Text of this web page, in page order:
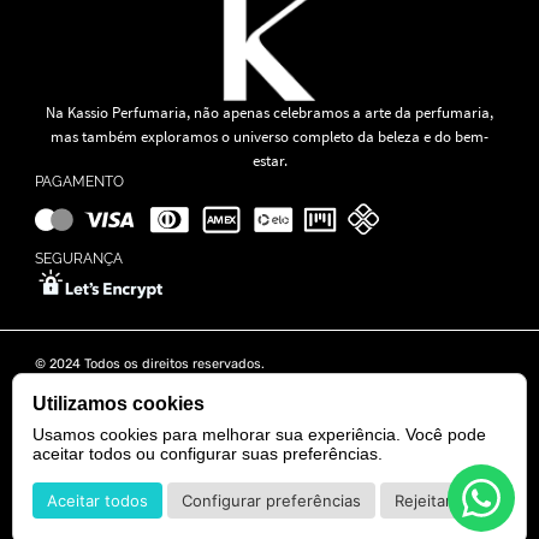
Na Kassio Perfumaria, não apenas celebramos a arte da perfumaria,
mas também exploramos o universo completo da beleza e do bem-
estar.
PAGAMENTO
SEGURANÇA
© 2024 Todos os direitos reservados.
Rua Tapajós n° 481- Edifício B&B Business - 7° Andar - Vila Brasília -
POWERED BY DEVELOPED BY
Utilizamos cookies
Usamos cookies para melhorar sua experiência. Você pode
aceitar todos ou configurar suas preferências.
Aceitar todos Configurar preferências Rejeitar